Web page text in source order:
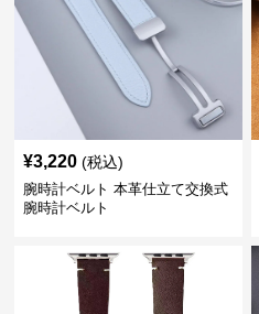
¥3,220 (税込)
腕時計ベルト 本革仕立て交換式
腕時計ベルト